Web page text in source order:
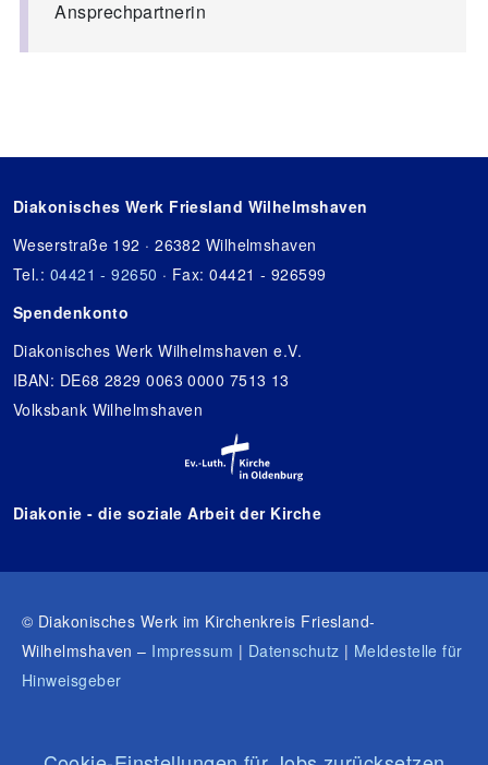
Ansprechpartnerin
Diakonisches Werk Friesland Wilhelmshaven
Weserstraße 192 · 26382 Wilhelmshaven
Tel.: 04421 - 92650 · Fax: 04421 - 926599
Spendenkonto
Diakonisches Werk Wilhelmshaven e.V.
IBAN: DE68 2829 0063 0000 7513 13
Volksbank Wilhelmshaven
Diakonie - die soziale Arbeit der Kirche
© Diakonisches Werk im Kirchenkreis Friesland-
Wilhelmshaven – Impressum | Datenschutz | Meldestelle für
Hinweisgeber